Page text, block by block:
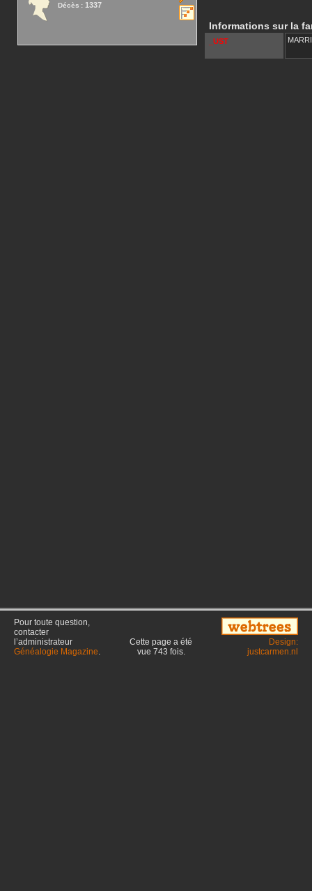
Décès : 1337
Informations sur la
_UST
Pour toute question,
contacter
l’administrateur
Généalogie Magazine.
Cette page a été
vue 743 fois.
Design:
justcarmen.nl